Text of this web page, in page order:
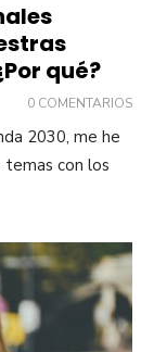
qué?
0 COMENTARIOS
2030, me he
con los